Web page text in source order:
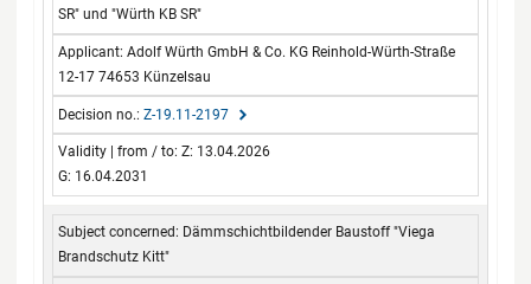
SR" und "Würth KB SR"
Adolf Würth GmbH & Co. KG Reinhold-Würth-Straße
12-17 74653 Künzelsau
Z-19.11-2197
Z: 13.04.2026
G: 16.04.2031
Dämmschichtbildender Baustoff "Viega
Brandschutz Kitt"